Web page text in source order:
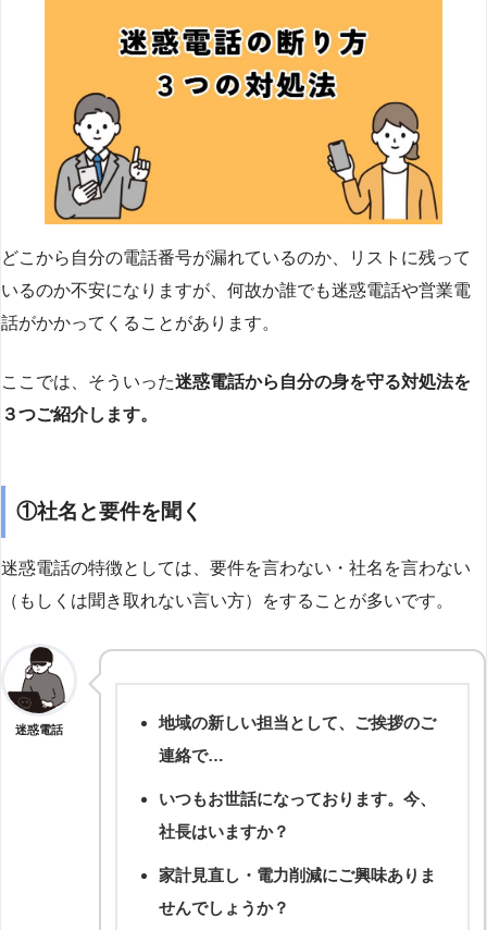
どこから自分の電話番号が漏れているのか、リストに残って
いるのか不安になりますが、何故か誰でも迷惑電話や営業電
話がかかってくることがあります。
ここでは、そういった迷惑電話から自分の身を守る対処法を
３つご紹介します。
①社名と要件を聞く
迷惑電話の特徴としては、要件を言わない・社名を言わない
（もしくは聞き取れない言い方）をすることが多いです。
迷惑電話
地域の新しい担当として、ご挨拶のご
連絡で…
いつもお世話になっております。今、
社長はいますか？
家計見直し・電力削減にご興味ありま
せんでしょうか？